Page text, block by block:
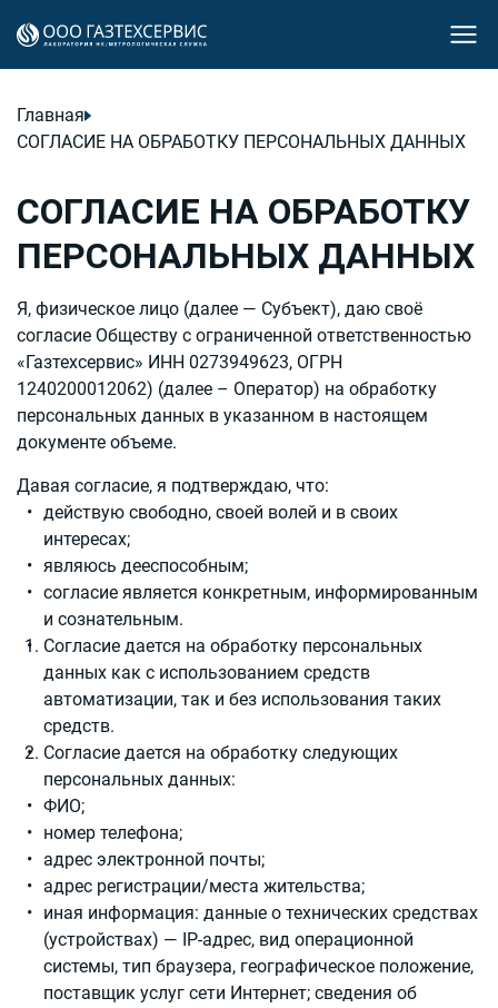
Главная
СОГЛАСИЕ НА ОБРАБОТКУ ПЕРСОНАЛЬНЫХ ДАННЫХ
СОГЛАСИЕ НА ОБРАБОТКУ
ПЕРСОНАЛЬНЫХ ДАННЫХ
Я, физическое лицо (далее — Субъект), даю своё
согласие Обществу с ограниченной ответственностью
«Газтехсервис» ИНН 0273949623, ОГРН
1240200012062) (далее – Оператор) на обработку
персональных данных в указанном в настоящем
документе объеме.
Давая согласие, я подтверждаю, что:
действую свободно, своей волей и в своих
интересах;
являюсь дееспособным;
согласие является конкретным, информированным
и сознательным.
Согласие дается на обработку персональных
данных как с использованием средств
автоматизации, так и без использования таких
средств.
Согласие дается на обработку следующих
персональных данных:
ФИО;
номер телефона;
адрес электронной почты;
адрес регистрации/места жительства;
иная информация: данные о технических средствах
(устройствах) — IP-адрес, вид операционной
системы, тип браузера, географическое положение,
поставщик услуг сети Интернет; сведения об